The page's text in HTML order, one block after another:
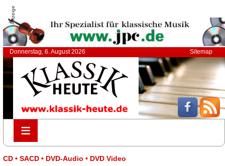
Anzeige
Donnerstag, 6. August 2026 Sitemap
≡
≡
CD • SACD • DVD-Audio • DVD Video